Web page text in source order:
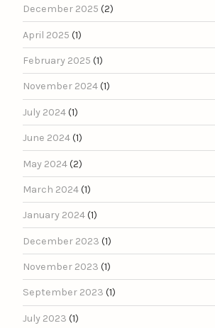
December 2025 (2)
April 2025 (1)
February 2025 (1)
November 2024(1)
July 2024(1)
June 2024(1)
May 2024(2)
March 2024(1)
January 2024(1)
December 2023 (1)
November 2023 (1)
September 2023 (1)
July 2023 (1)